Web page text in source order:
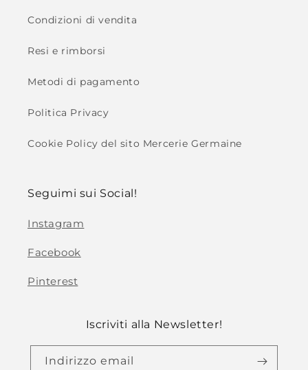
Condizioni di vendita
Resi e rimborsi
Metodi di pagamento
Politica Privacy
Cookie Policy del sito Mercerie Germaine
Seguimi sui Social!
Instagram
Facebook
Pinterest
Iscriviti alla Newsletter!
Indirizzo email